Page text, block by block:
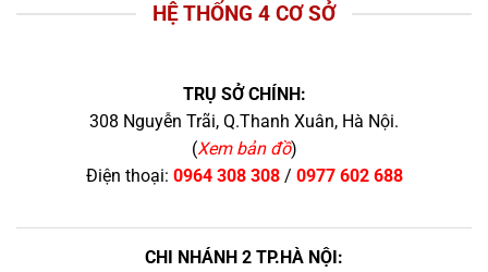
HỆ THỐNG 4 CƠ SỞ
TRỤ SỞ CHÍNH:
308 Nguyễn Trãi, Q.Thanh Xuân, Hà Nội.
(Xem bản đồ)
Điện thoại: 0964 308 308/ 0977 602 688
CHI NHÁNH 2 TP.HÀ NỘI: